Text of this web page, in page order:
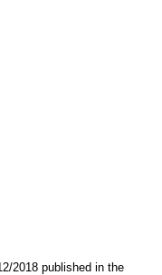
2018 published in the